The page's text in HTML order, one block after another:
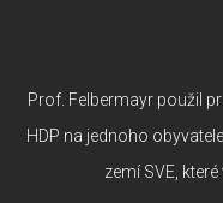
Prof. Felbermayr použil
HDP na jednoho
zemí SVE,